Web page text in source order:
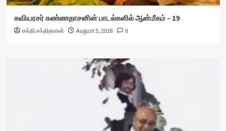
கவியரசர் கண்ணதாசனின் பாடல்களில் ஆன்மீகம் – 19
சக்தி சக்திதாசன் August 5, 2026 0